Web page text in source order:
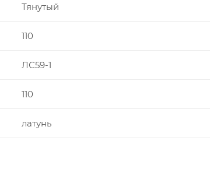
Тянутый
110
ЛС59-1
110
латунь